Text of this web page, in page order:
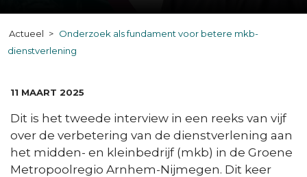
Actueel
Onderzoek als fundament voor betere mkb-
dienstverlening
DATUM:
11 MAART 2025
Dit is het tweede interview in een reeks van vijf
over de verbetering van de dienstverlening aan
het midden- en kleinbedrijf (mkb) in de Groene
Metropoolregio Arnhem-Nijmegen. Dit keer